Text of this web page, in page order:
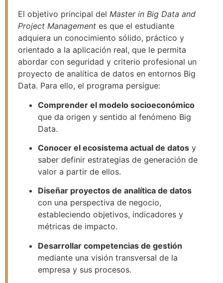
El objetivo principal del Master in Big Data and
Project Management es que el estudiante
adquiera un conocimiento sólido, práctico y
orientado a la aplicación real, que le permita
abordar con seguridad y criterio profesional un
proyecto de analítica de datos en entornos Big
Data. Para ello, el programa persigue:
Comprender el modelo socioeconómico
que da origen y sentido al fenómeno Big
Data.
Conocer el ecosistema actual de datos y
saber definir estrategias de generación de
valor a partir de ellos.
Diseñar proyectos de analítica de datos
con una perspectiva de negocio,
estableciendo objetivos, indicadores y
métricas de impacto.
Desarrollar competencias de gestión
mediante una visión transversal de la
empresa y sus procesos.